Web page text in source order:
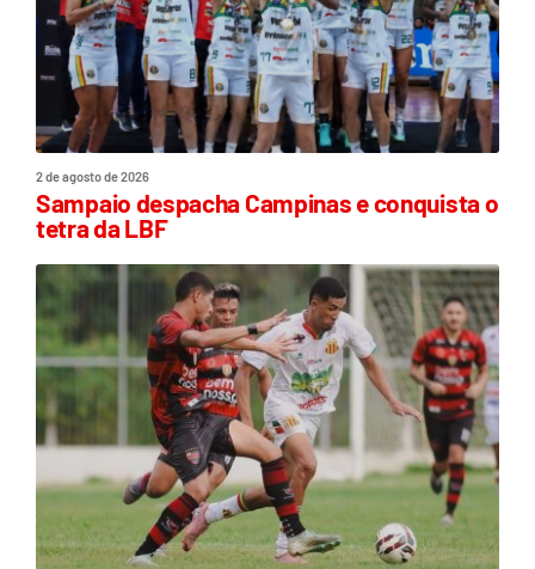
2 de agosto de 2026
Sampaio despacha Campinas e conquista o
tetra da LBF